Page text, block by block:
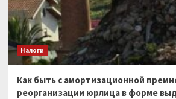
Налоги
Как быть с амортизационной
реорганизации юрлица в форме